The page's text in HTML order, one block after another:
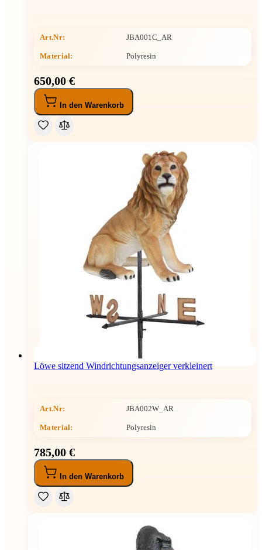
Art.Nr: JBA001C_AR
Material: Polyresin
650,00 €
In den Warenkorb
Löwe sitzend Windrichtungsanzeiger verkleinert
Art.Nr: JBA002W_AR
Material: Polyresin
785,00 €
In den Warenkorb